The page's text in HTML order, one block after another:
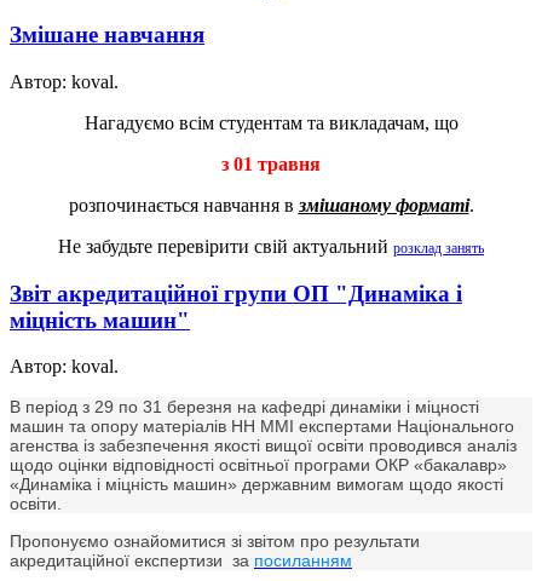
Змішане навчання
Автор: koval.
Нагадуємо всім студентам та викладачам, що
з 01 травня
розпочинається навчання в змішаному форматі.
Не забудьте перевірити свій актуальний розклад занять
Звіт акредитаційної групи ОП "Динаміка і
міцність машин"
Автор: koval.
В період з 29 по 31 березня на кафедрі динаміки і міцності
машин та опору матеріалів НН ММІ експертами Національного
агенства із забезпечення якості вищої освіти проводився аналіз
щодо оцінки відповідності освітньої програми ОКР «бакалавр»
«Динаміка і міцність машин» державним вимогам щодо якості
освіти.
Пропонуємо ознайомитися зі звітом про результати
акредитаційної експертизи за посиланням